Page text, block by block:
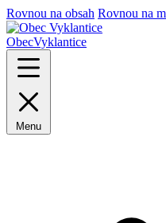
Rovnou na obsah Rovnou na
ObecVyklantice
Menu